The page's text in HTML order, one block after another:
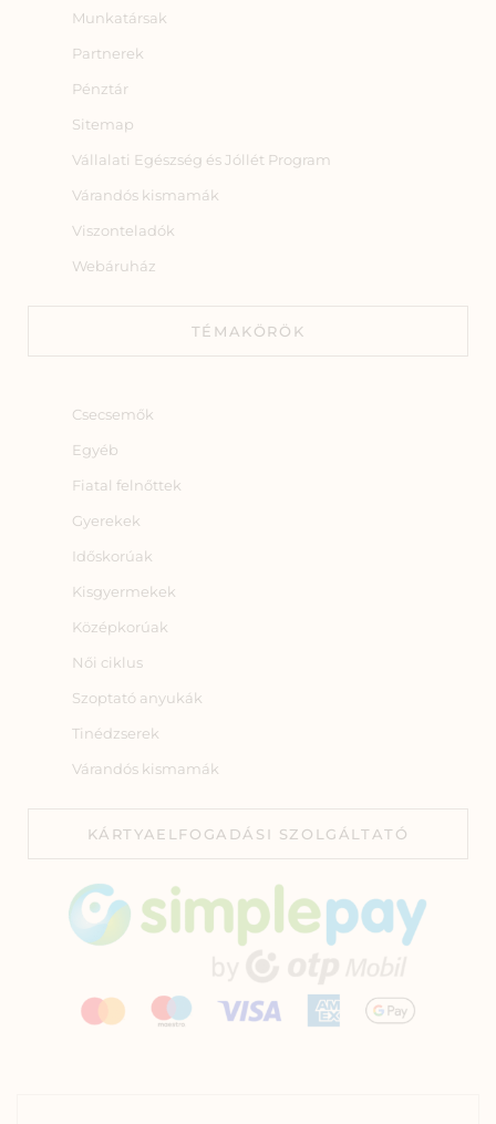
Munkatársak
Partnerek
Pénztár
Sitemap
Vállalati Egészség és Jóllét Program
Várandós kismamák
Viszonteladók
Webáruház
TÉMAKÖRÖK
Csecsemők
Egyéb
Fiatal felnőttek
Gyerekek
Időskorúak
Kisgyermekek
Középkorúak
Női ciklus
Szoptató anyukák
Tinédzserek
Várandós kismamák
KÁRTYAELFOGADÁSI SZOLGÁLTATÓ